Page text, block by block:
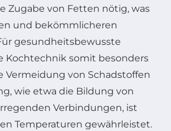
Zugabe von Fetten nötig, was
und bekömmlicheren
gesundheitsbewusste
Kochtechnik somit besonders
Vermeidung von Schadstoffen
wie etwa die Bildung von
Verbindungen, ist
Temperaturen gewährleistet.